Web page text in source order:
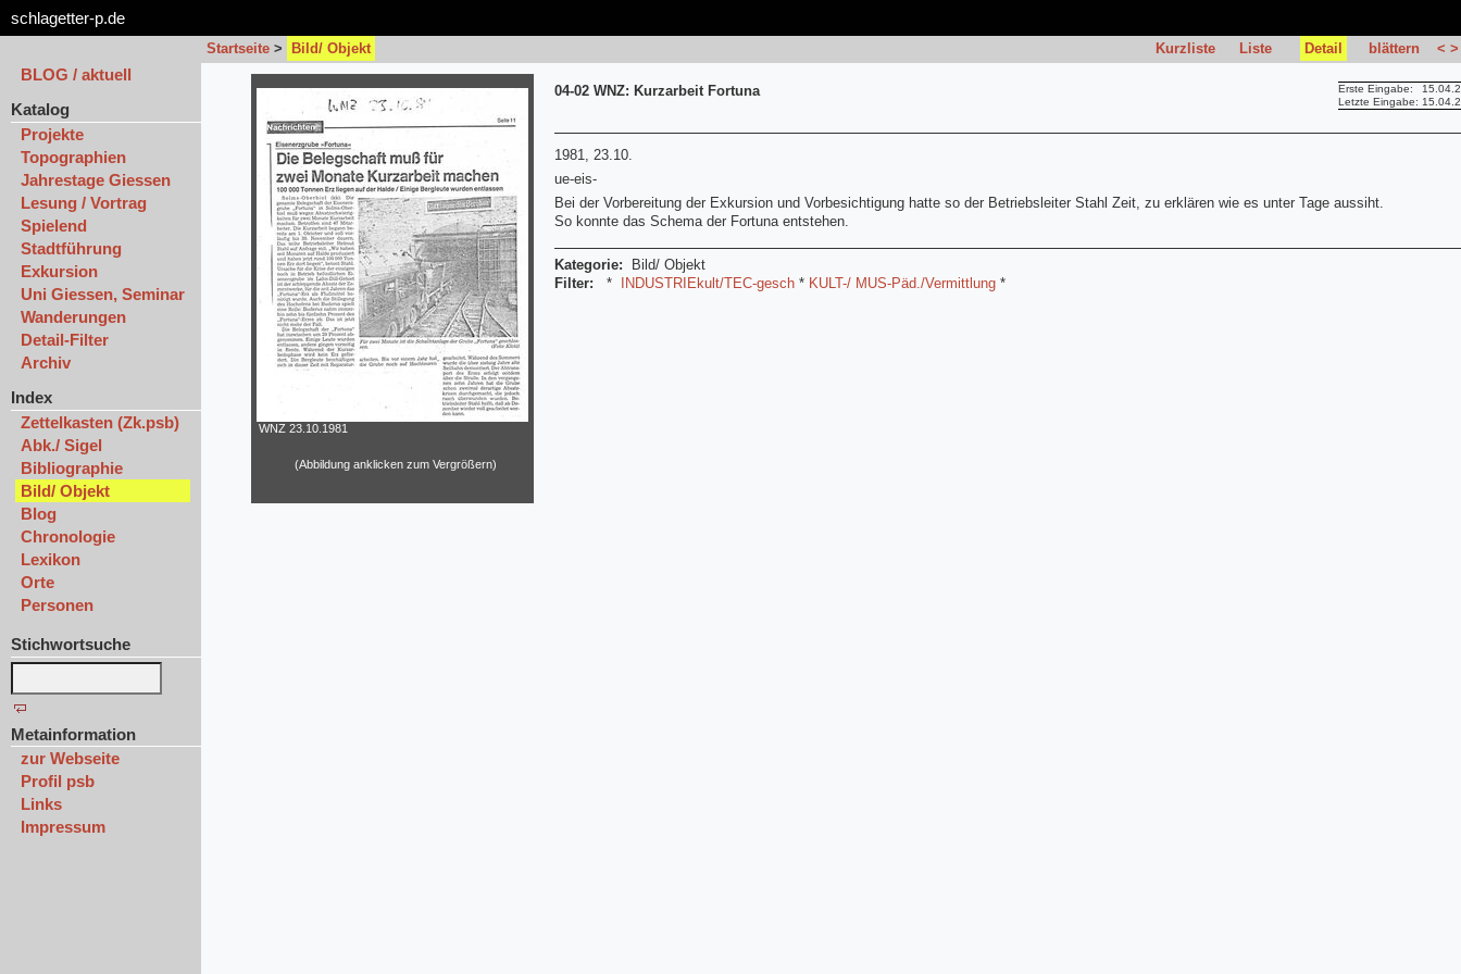
schlagetter-p.de
Startseite > Bild/ Objekt Kurzliste Liste Detail blättern < >
BLOG / aktuell
Katalog
Projekte
Topographien
Jahrestage Giessen
Lesung / Vortrag
Spielend
Stadtführung
Exkursion
Uni Giessen, Seminar
Wanderungen
Detail-Filter
Archiv
Index
Zettelkasten (Zk.psb)
Abk./ Sigel
Bibliographie
Bild/ Objekt
Blog
Chronologie
Lexikon
Orte
Personen
Stichwortsuche
Metainformation
zur Webseite
Profil psb
Links
Impressum
WNZ 23.10.1981
(Abbildung anklicken zum Vergrößern)
Erste Eingabe:
Letzte Eingabe:
04-02 WNZ: Kurzarbeit Fortuna
1981, 23.10.
ue-eis-
Bei der Vorbereitung der Exkursion und Vorbesichtigung hatte so der Betriebsleiter Stahl Zeit, zu erklären wie es unter Tage aussiht.
So konnte das Schema der Fortuna entstehen.
Kategorie:
Bild/ Objekt
Filter:
* INDUSTRIEkult/TEC-gesch * KULT-/ MUS-Päd./Vermittlung *